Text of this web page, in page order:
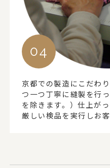
京都での製造にこだわ
つ一つ丁寧に縫製を行
を除きます。）仕上が
厳しい検品を実行しお